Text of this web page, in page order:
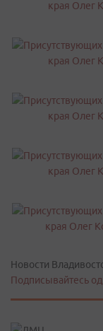
Новости
Подписывайтесь